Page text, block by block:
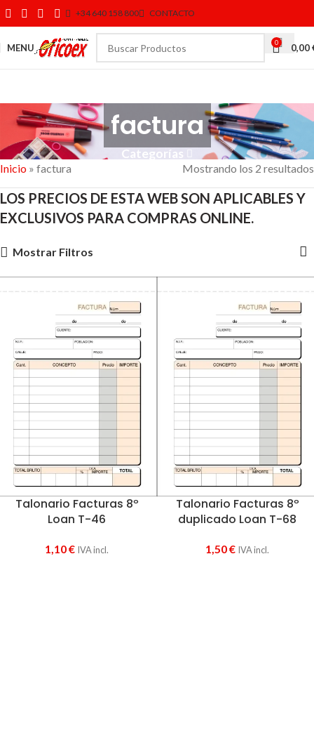
+34 640 158 800 CONTACTO
MENU 0 0,00
factura
Categorías
Inicio » factura Mostrando los 2 resultados
LOS PRECIOS DE ESTA WEB SON APLICABLES Y
EXCLUSIVOS PARA COMPRAS ONLINE.
Mostrar Filtros
Talonario Facturas 8º
Loan T-46
1,10€ IVA incl.
Talonario Facturas 8º
duplicado Loan T-68
1,50€ IVA incl.